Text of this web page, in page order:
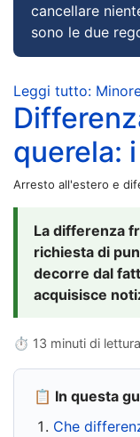
cancellare
sono le due
Leggi tutto:
querela:
Arresto all'estero e
La differenza
richiesta di
decorre dal
acquisisce
⏱ 13 minuti di
📋 In questa
Che